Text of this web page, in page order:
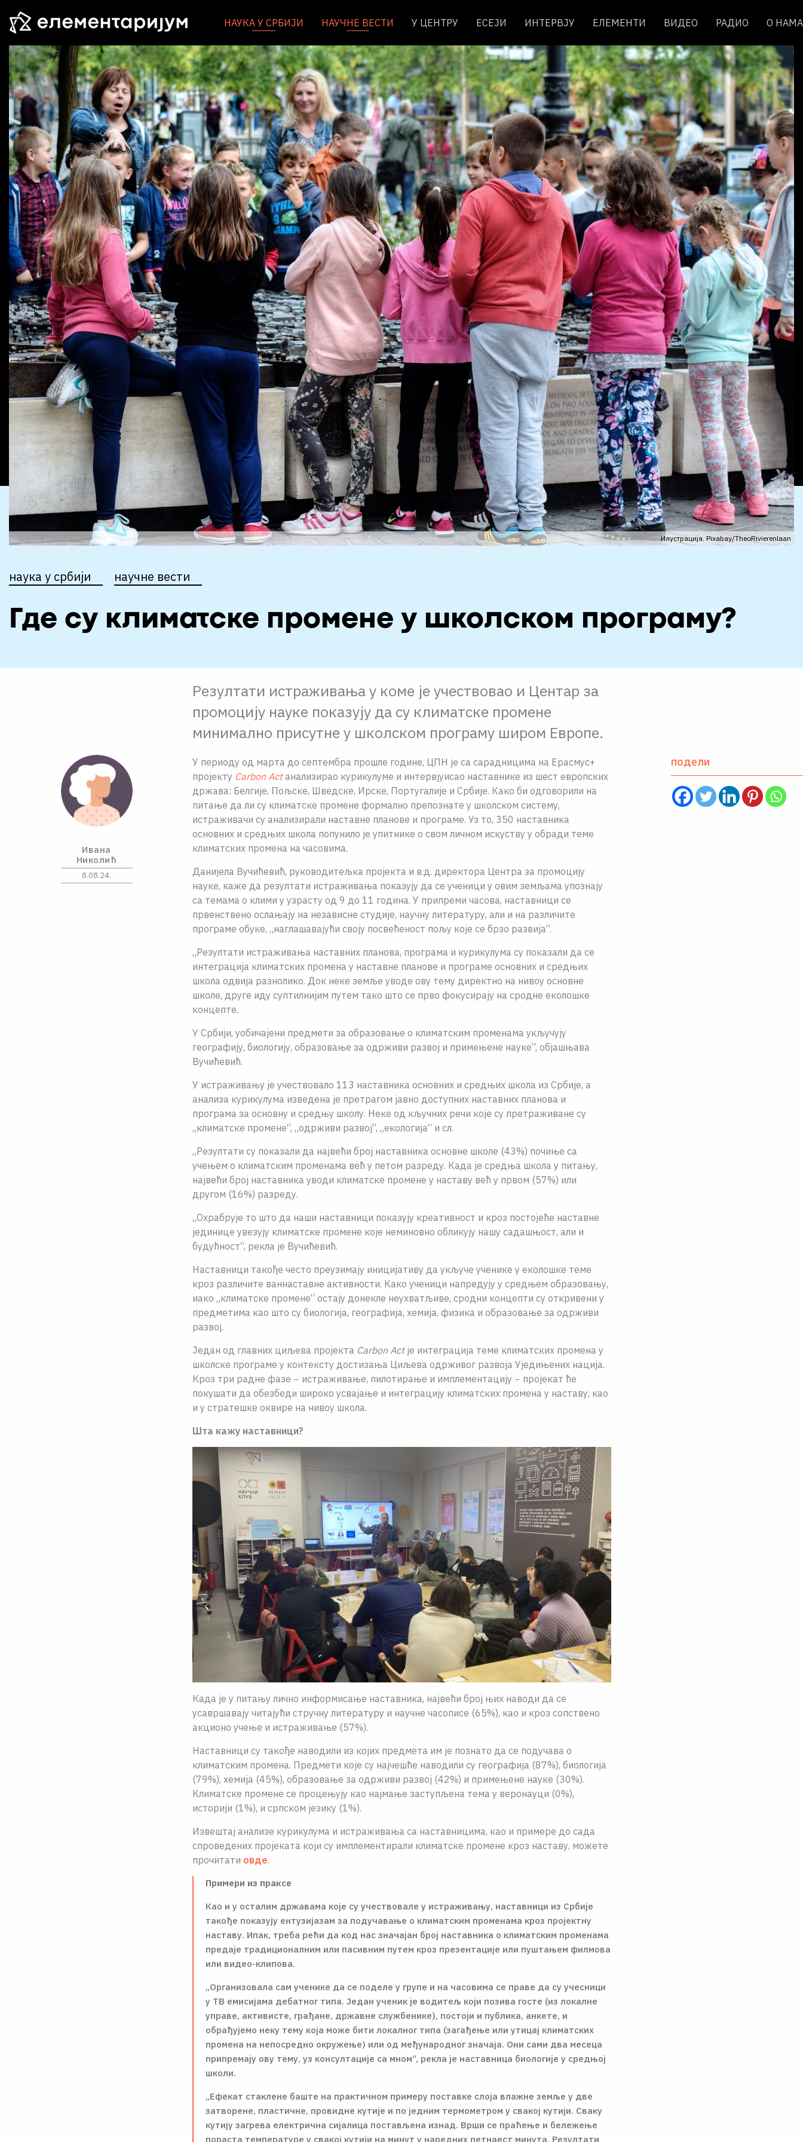
НАУКА У СРБИЈИ НАУЧНЕ ВЕСТИ У ЦЕНТРУ ЕСЕЈИ ИНТЕРВЈУ ЕЛЕМЕНТИ ВИДЕО РАДИО О НАМА
Илустрација. Pixabay/TheoRivierenlaan
наука у србији научне вести
Где су климатске промене у школском програму?
Резултати истраживања у коме је учествовао и Центар за
промоцију науке показују да су климатске промене
минимално присутне у школском програму широм Европе.
У периоду од марта до септембра прошле године, ЦПН је са сарадницима на Ерасмус+
пројекту Carbon Actанализирао курикулуме и интервјуисао наставнике из шест европских
држава: Белгије, Пољске, Шведске, Ирске, Португалије и Србије. Како би одговорили на
питање да ли су климатске промене формално препознате у школском систему,
истраживачи су анализирали наставне планове и програме. Уз то, 350 наставника
основних и средњих школа попунило је упитнике о свом личном искуству у обради теме
климатских промена на часовима.
Данијела Вучићевић, руководитељка пројекта и в.д. директора Центра за промоцију
науке, каже да резултати истраживања показују да се ученици у овим земљама упознају
са темама о клими у узрасту од 9 до 11 година. У припреми часова, наставници се
првенствено ослањају на независне студије, научну литературу, али и на различите
програме обуке, „наглашавајући своју посвећеност пољу које се брзо развија“.
„Резултати истраживања наставних планова, програма и курикулума су показали да се
интеграција климатских промена у наставне планове и програме основних и средњих
школа одвија разнолико. Док неке земље уводе ову тему директно на нивоу основне
школе, друге иду суптилнијим путем тако што се прво фокусирају на сродне еколошке
концепте.
У Србији, уобичајени предмети за образовање о климатским променама укључују
географију, биологију, образовање за одрживи развој и примењене науке“, објашњава
Вучићевић.
У истраживању је учествовало 113 наставника основних и средњих школа из Србије, а
анализа курикулума изведена је претрагом јавно доступних наставних планова и
програма за основну и средњу школу. Неке од кључних речи које су претраживане су
„климатске промене“, „одрживи развој“, „екологија“ и сл.
„Резултати су показали да највећи број наставника основне школе (43%) почиње са
учењем о климатским променама већ у петом разреду. Када је средња школа у питању,
највећи број наставника уводи климатске промене у наставу већ у првом (57%) или
другом (16%) разреду.
„Охрабрујe то што да наши наставници показују креативност и кроз постојећe наставне
јединице увезују климатске промене којe неминовно обликују нашу садашњост, али и
будућност“, рекла је Вучићевић.
Наставници такође често преузимају иницијативу да укључе ученике у еколошке теме
кроз различите ваннаставне активности. Како ученици напредују у средњем образовању,
иако „климатске промене“ остају донекле неухватљиве, сродни концепти су откривени у
предметима као што су биологија, географија, хемија, физика и образовање за одрживи
развој.
Један од главних циљева пројекта Carbon Actје интеграција теме климатских промена у
школске програме у контексту достизања Циљева одрживог развоја Уједињених нација.
Кроз три радне фазе − истраживање, пилотирање и имплементацију − пројекат ће
покушати да обезбеди широко усвајање и интеграцију климатских промена у наставу, као
и у стратешке оквире на нивоу школa.
Шта кажу наставници?
Када је у питању лично информисање наставника, највећи број њих наводи да се
усавршавају читајући стручну литературу и научне часописе (65%), као и кроз сопствено
акционо учење и истраживање (57%).
Наставници су такође наводили из којих предмета им је познато да се подучава о
климатским промена. Предмети које су најчешће наводили су географија (87%), биологија
(79%), хемија (45%), образовање за одрживи развој (42%) и примењене науке (30%).
Климатске промене се процењују као најмање заступљена тема у веронауци (0%),
историји (1%), и српском језику (1%).
Извештај анализе курикулума и истраживања са наставницима, као и примере до сада
спроведених пројеката који су имплементирали климатске промене кроз наставу, можете
прочитати овде.
Примери из праксе
Као и у осталим државама које су учествовале у истраживању, наставници из Србије
такође показују ентузијазам за подучавање о климатским променама кроз пројектну
наставу. Ипак, треба рећи да код нас значајан број наставника о климатским променама
предаје традиционалним или пасивним путем кроз презентације или пуштањем филмова
или видео-клипова.
„Оргaнизовала сам ученике да се поделе у групе и на часовима се праве да су учесници
у ТВ емисијама дебатног типа. Један ученик је водитељ који позива госте (из локалне
управе, активисте, грађане, државне службенике), постоји и публика, анкете, и
обрађујемо неку тему која може бити локалног типа (загађење или утицај климатских
промена на непосредно окружење) или од међународног значаја. Они сами два месеца
припремају ову тему, уз консултације са мном“, рекла је наставница биологије у средњој
школи.
„Ефекат стаклене баште на практичном примеру поставке слоја влажне земље у две
затворене, пластичне, провидне кутије и по једним термометром у свакој кутији. Сваку
кутију загрева електрична сијалица постављена изнад. Врши се праћење и бележење
пораста температуре у свакој кутији на минут у наредних петнаест минута. Резултати
Ивана
Николић
8.08.24.
подели